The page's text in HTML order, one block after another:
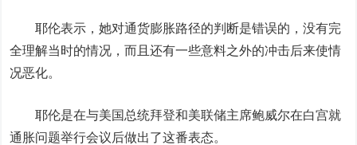
耶伦表示，她对通货膨胀路径的判断是错误的，没有完
全理解当时的情况，而且还有一些意料之外的冲击后来使情
况恶化。
耶伦是在与美国总统拜登和美联储主席鲍威尔在白宫就
通胀问题举行会议后做出了这番表态。